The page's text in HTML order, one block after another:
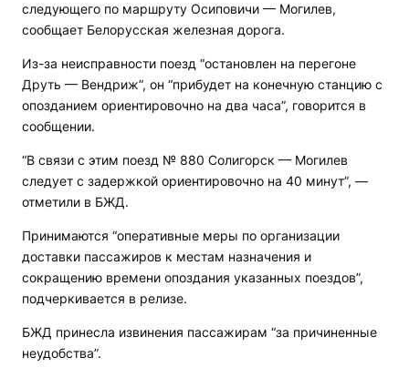
следующего по маршруту Осиповичи — Могилев,
сообщает Белорусская железная дорога.
Из-за неисправности поезд “остановлен на перегоне
Друть — Вендриж”, он “прибудет на конечную станцию с
опозданием ориентировочно на два часа”, говорится в
сообщении.
“В связи с этим поезд № 880 Солигорск — Могилев
следует с задержкой ориентировочно на 40 минут”, —
отметили в БЖД.
Принимаются “оперативные меры по организации
доставки пассажиров к местам назначения и
сокращению времени опоздания указанных поездов”,
подчеркивается в релизе.
БЖД принесла извинения пассажирам “за причиненные
неудобства”.